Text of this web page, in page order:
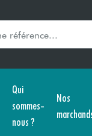
Qui
sommes-
nous ?
Nos